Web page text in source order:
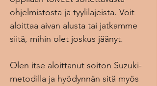
ohjelmistosta ja tyylilajeista. Voit
aloittaa aivan alusta tai jatkamme
siitä, mihin olet joskus jäänyt.
Olen itse aloittanut soiton Suzuki-
metodilla ja hyödynnän sitä myös